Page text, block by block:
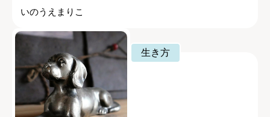
いのうえまりこ
生き方